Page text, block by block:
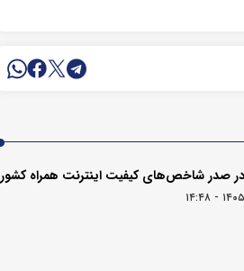
در صدر شاخص‌های کیفیت اینترنت همراه کشور